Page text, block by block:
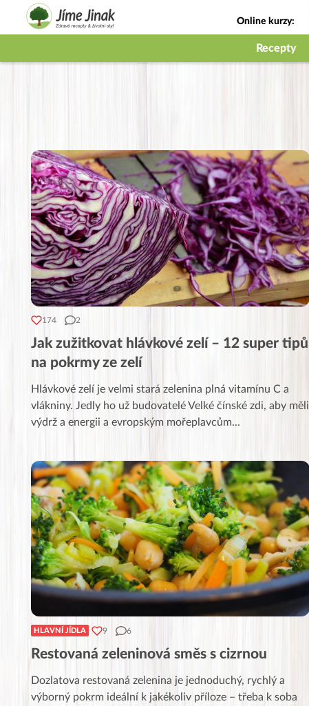
Online kurzy:
Jak na babičky
Recepty
174 2
Jak zužitkovat hlávkové zelí – 12 super tipů
na pokrmy ze zelí
Hlávkové zelí je velmi stará zelenina plná vitamínu C a
vlákniny. Jedly ho už budovatelé Velké čínské zdi, aby měli
výdrž a energii a evropským mořeplavcům...
HLAVNÍ JÍDLA 9 6
Restovaná zeleninová směs s cizrnou
Dozlatova restovaná zelenina je jednoduchý, rychlý a
výborný pokrm ideální k jakékoliv příloze – třeba k soba